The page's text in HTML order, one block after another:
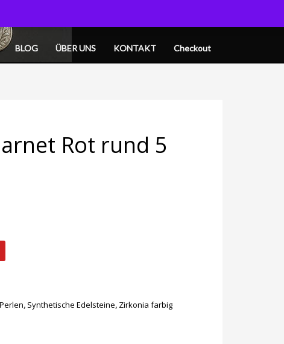
BLOG ÜBER UNS KONTAKT Checkout
Rot rund 5
, Synthetische Edelsteine, Zirkonia farbig